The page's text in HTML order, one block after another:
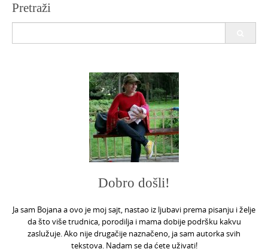
Pretraži
Dobro došli!
Ja sam Bojana a ovo je moj sajt, nastao iz ljubavi prema pisanju i želje
da što više trudnica, porodilja i mama dobije podršku kakvu
zaslužuje. Ako nije drugačije naznačeno, ja sam autorka svih
tekstova. Nadam se da ćete uživati!